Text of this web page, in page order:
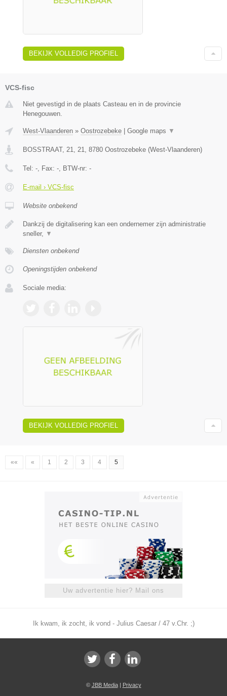
BEKIJK VOLLEDIG PROFIEL
VCS-fisc
Niet gevestigd in de plaats Casteau en in de provincie
Henegouwen.
West-Vlaanderen » Oostrozebeke | Google maps ▼
BOSSTRAAT, 21, 21 8780 Oostrozebeke (West-Vlaanderen)
Tel: - , Fax: - , BTW-nr: -
E-mail › VCS-fisc
Website onbekend
Dankzij de digitalisering kan een ondernemer zijn administratie
sneller,
▼
Diensten onbekend
Openingstijden onbekend
Sociale media:
BEKIJK VOLLEDIG PROFIEL
«« « 1 2 3 4 5
Uw advertentie hier? Mail ons
Ik kwam, ik zocht, ik vond - Julius Caesar / 47 v.Chr. ;)
© JBB Media| Privacy